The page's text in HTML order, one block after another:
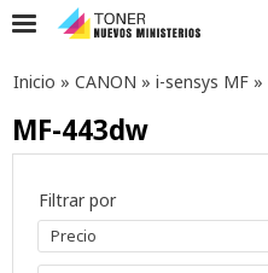
Inicio » CANON » i-sensys MF »
MF-443dw
Filtrar por
Precio